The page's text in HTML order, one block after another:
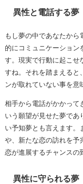
異性と電話する夢
もし夢の中であなたから
的にコミュニケーション
す。現実で行動に起こせ
すね。それを踏まえると
ンが取れていない事を意
相手から電話がかかって
いう願望が見せた夢であ
い予知夢とも言えます。
や、新たな恋の訪れを予
恋が進展するチャンスの
異性に守られる夢